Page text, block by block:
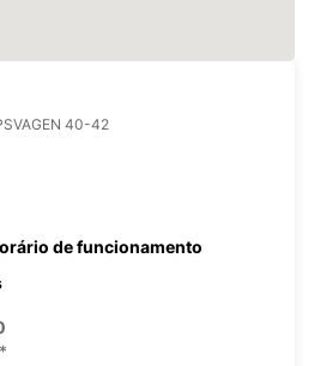
40-42
de funcionamento